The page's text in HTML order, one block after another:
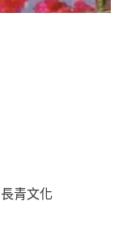
長青文化